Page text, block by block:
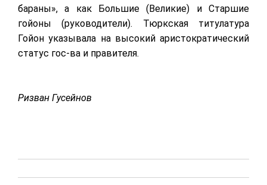
бараны», а как Большие (Великие) и Старшие
гойоны (руководители). Тюркская титулатура
Гойон указывала на высокий аристократический
статус гос-ва и правителя.
Ризван Гусейнов